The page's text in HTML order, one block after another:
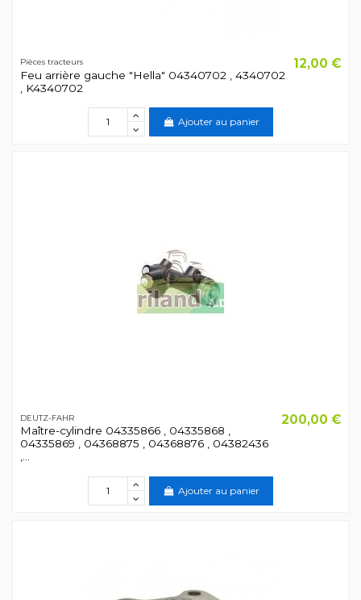
Pièces tracteurs
Feu arrière gauche "Hella" 04340702 , 4340702
, K4340702
12,00 €
Ajouter au panier
DEUTZ-FAHR
Maître-cylindre 04335866 , 04335868 ,
04335869 , 04368875 , 04368876 , 04382436
200,00 €
Ajouter au panier